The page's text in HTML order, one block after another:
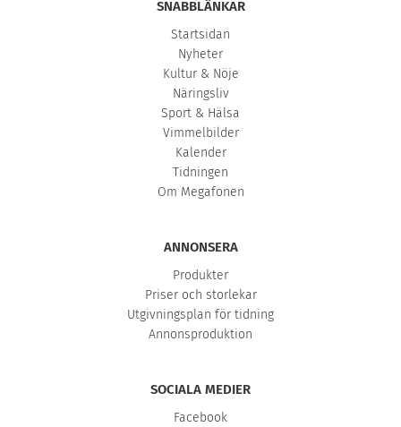
SNABBLÄNKAR
Startsidan
Nyheter
Kultur & Nöje
Näringsliv
Sport & Hälsa
Vimmelbilder
Kalender
Tidningen
Om Megafonen
ANNONSERA
Produkter
Priser och storlekar
Utgivningsplan för tidning
Annonsproduktion
SOCIALA MEDIER
Facebook